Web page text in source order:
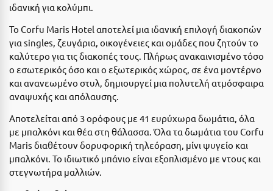
Διακοπτό
Ε
Ελάτη Αρκαδίας
Ελληνικό Αρκαδίας
Ερέτρια
Ερμιόνη
Εύβοια
ιδανική για κολύμπι.
Το Corfu Maris Hotel αποτελεί μια ιδανική επιλογή διακοπών
για singles, ζευγάρια, οικογένειες και ομάδες που ζητούν το
καλύτερο για τις διακοπές τους. Πλήρως ανακαινισμένο τόσο
ο εσωτερικός όσο και ο εξωτερικός χώρος, σε ένα μοντέρνο
και ανανεωμένο στυλ, δημιουργεί μια πολυτελή ατμόσφαιρα
αναψυχής και απόλαυσης.
Αποτελείται από 3 ορόφους με 41 ευρύχωρα δωμάτια, όλα
με μπαλκόνι και θέα στη θάλασσα. Όλα τα δωμάτια του Corfu
Maris διαθέτουν δορυφορική τηλεόραση, μίνι ψυγείο και
μπαλκόνι. Το ιδιωτικό μπάνιο είναι εξοπλισμένο με ντους και
στεγνωτήρα μαλλιών.